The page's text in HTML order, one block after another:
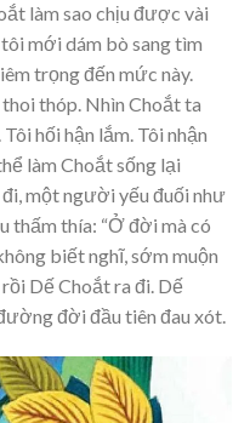
làm sao chịu được vài
mới dám bò sang tìm
trọng đến mức này.
thóp. Nhìn Choắt ta
hối hận lắm. Tôi nhận
làm Choắt sống lại
một người yếu đuối như
thấm thía: “Ở đời mà có
biết nghĩ, sớm muộn
rồi Dế Choắt ra đi. Dế
đời đầu tiên đau xót.